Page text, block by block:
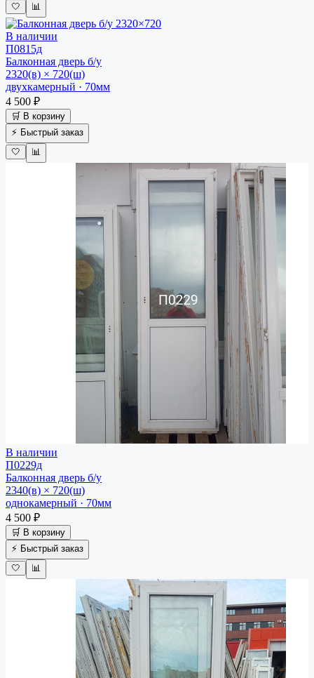
🤍
📊
В наличии
П0815д
Балконная дверь б/у
2320(в) × 720(ш)
двухкамерный · 70мм
4 500 ₽
🛒 В корзину
⚡ Быстрый заказ
🤍
📊
В наличии
П0229д
Балконная дверь б/у
2340(в) × 720(ш)
однокамерный · 70мм
4 500 ₽
🛒 В корзину
⚡ Быстрый заказ
🤍
📊